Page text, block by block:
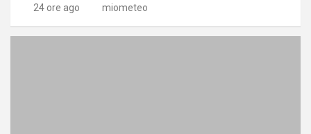
24 ore ago miometeo